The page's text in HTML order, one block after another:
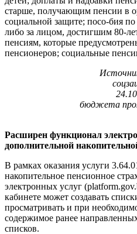
старше, получающим пенсии в
социальной защите; посо-бия
либо за лицом, достигшим 80-
пенсиям, которые
пенсионеров; социальные
бюджета
Расширен функционал
дополнительной
В рамках оказания услуги
накопительное пенсионное
электронных услуг
кабинете может создавать
просматривать и при
содержимое ранее
списков.